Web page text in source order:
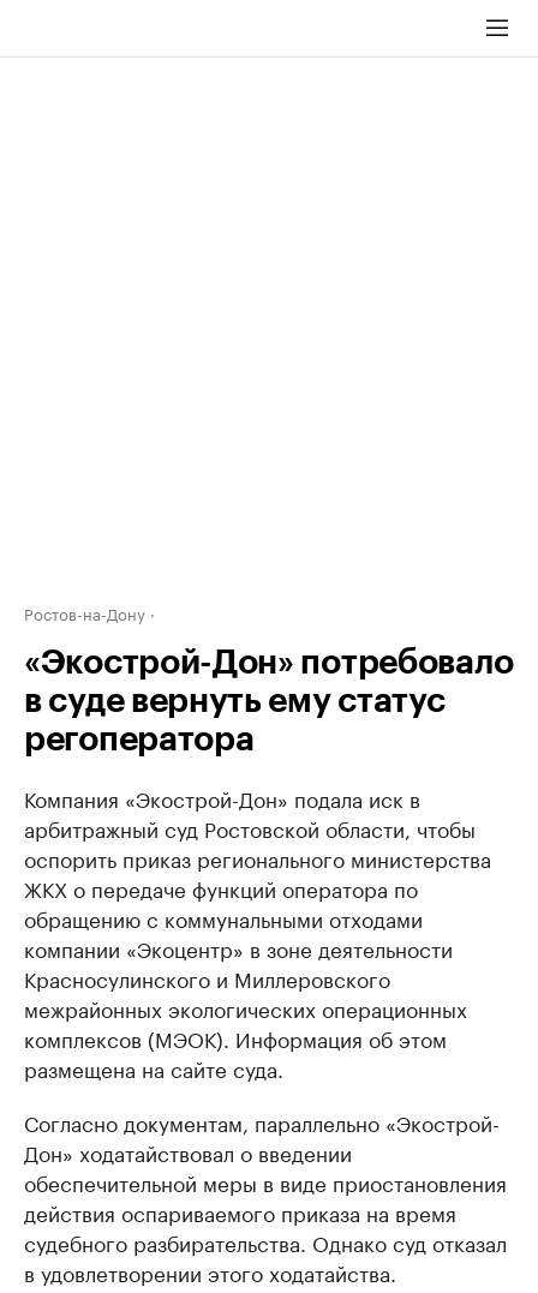
Ростов-на-Дону
«Экострой-Дон» потребовало
в суде вернуть ему статус
регоператора
Компания «Экострой-Дон» подала иск в
арбитражный суд Ростовской области, чтобы
оспорить приказ регионального министерства
ЖКХ о передаче функций оператора по
обращению с коммунальными отходами
компании «Экоцентр» в зоне деятельности
Красносулинского и Миллеровского
межрайонных экологических операционных
комплексов (МЭОК). Информация об этом
размещена на сайте суда.
Согласно документам, параллельно «Экострой-
Дон» ходатайствовал о введении
обеспечительной меры в виде приостановления
действия оспариваемого приказа на время
судебного разбирательства. Однако суд отказал
в удовлетворении этого ходатайства.